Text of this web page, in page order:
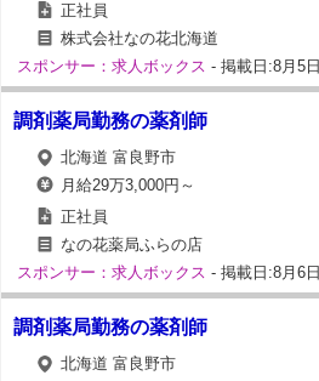
正社員
株式会社なの花北海道
スポンサー：求人ボックス - 掲載日:8月5日
調剤薬局勤務の薬剤師
北海道 富良野市
月給29万3,000円～
正社員
なの花薬局ふらの店
スポンサー：求人ボックス - 掲載日:8月6日
調剤薬局勤務の薬剤師
北海道 富良野市